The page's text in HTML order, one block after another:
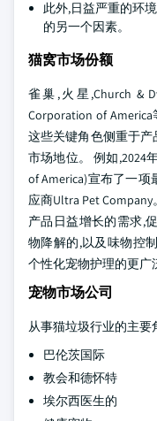
此外,日益严重的环
的另一个因素。
猫窝市场份额
雀巢,火星,Church &
Corporation of
这些关键角色侧重于
市场地位。 例如,2024
of America)宣布了一
应商Ultra Pet
产品日益增长的需求,
物降解的,以及味物控
个性化宠物护理的更广
宠物市场公司
从事猫垃圾行业的主要
巴伦茨国际
教会和德怀特
埃尔西医生的